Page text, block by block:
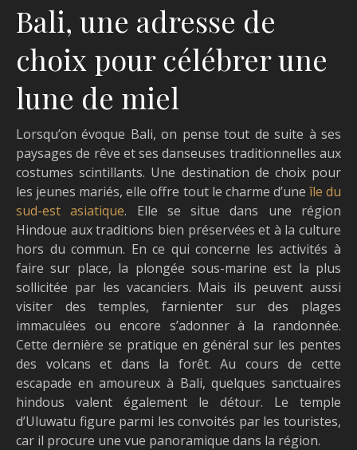
Bali, une adresse de
choix pour célébrer une
lune de miel
Lorsqu’on évoque Bali, on pense tout de suite à ses
paysages de rêve et ses danseuses traditionnelles aux
costumes scintillants. Une destination de choix pour
les jeunes mariés, elle offre tout le charme d’une île du
sud-est asiatique. Elle se situe dans une région
Hindoue aux traditions bien préservées et à la culture
hors du commun. En ce qui concerne les activités à
faire sur place, la plongée sous-marine est la plus
sollicitée par les vacanciers. Mais ils peuvent aussi
visiter des temples, farnienter sur des plages
immaculées ou encore s’adonner à la randonnée.
Cette dernière se pratique en général sur les pentes
des volcans et dans la forêt. Au cours de cette
escapade en amoureux à Bali, quelques sanctuaires
hindous valent également le détour. Le temple
d’Uluwatu figure parmi les convoités par les touristes,
car il procure une vue panoramique dans la région.